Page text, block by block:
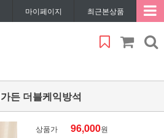
마이페이지 최근본상품
든 더블케익방석
상품가 96,000원